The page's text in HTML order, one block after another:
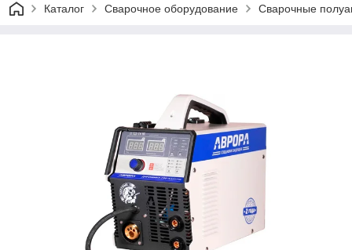
Каталог Сварочное оборудование Сварочные